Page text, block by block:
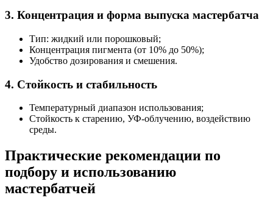
3. Концентрация и форма выпуска мастербатча
Тип: жидкий или порошковый;
Концентрация пигмента (от 10% до 50%);
Удобство дозирования и смешения.
4. Стойкость и стабильность
Температурный диапазон использования;
Стойкость к старению, УФ-облучению, воздействию
среды.
Практические рекомендации по
подбору и использованию
мастербатчей